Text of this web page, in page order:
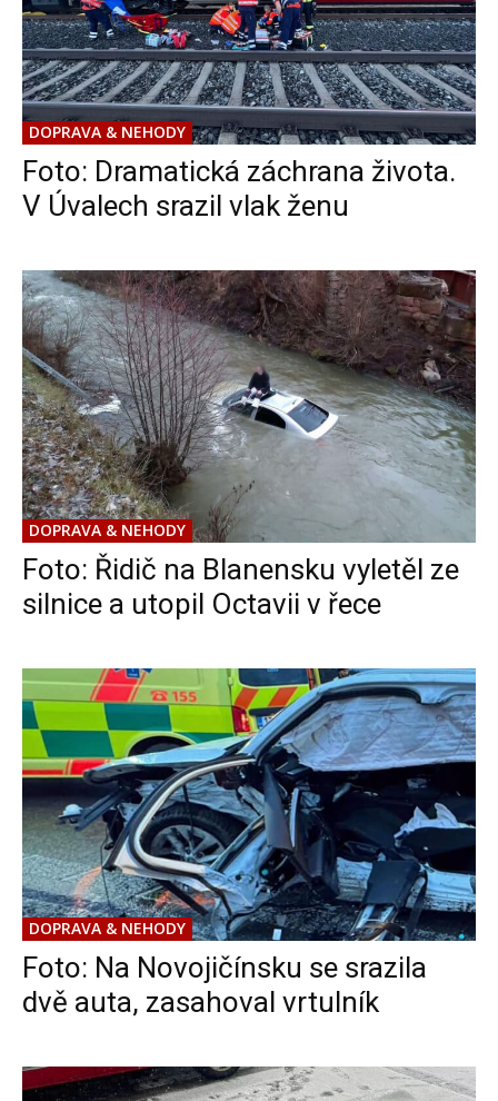
DOPRAVA & NEHODY
Foto: Dramatická záchrana života.
V Úvalech srazil vlak ženu
DOPRAVA & NEHODY
Foto: Řidič na Blanensku vyletěl ze
silnice a utopil Octavii v řece
DOPRAVA & NEHODY
Foto: Na Novojičínsku se srazila
dvě auta, zasahoval vrtulník